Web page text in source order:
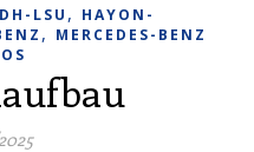
LSU , HAYON-
, MERCEDES-BENZ